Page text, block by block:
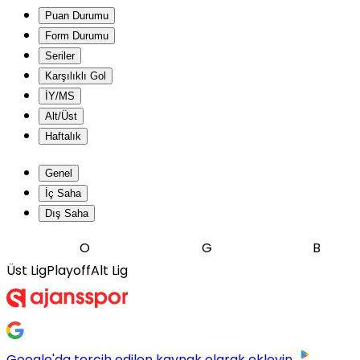
Puan Durumu
Form Durumu
Seriler
Karşılıklı Gol
İY/MS
Alt/Üst
Haftalık
Genel
İç Saha
Dış Saha
O G B
Üst LigPlayoffAlt Lig